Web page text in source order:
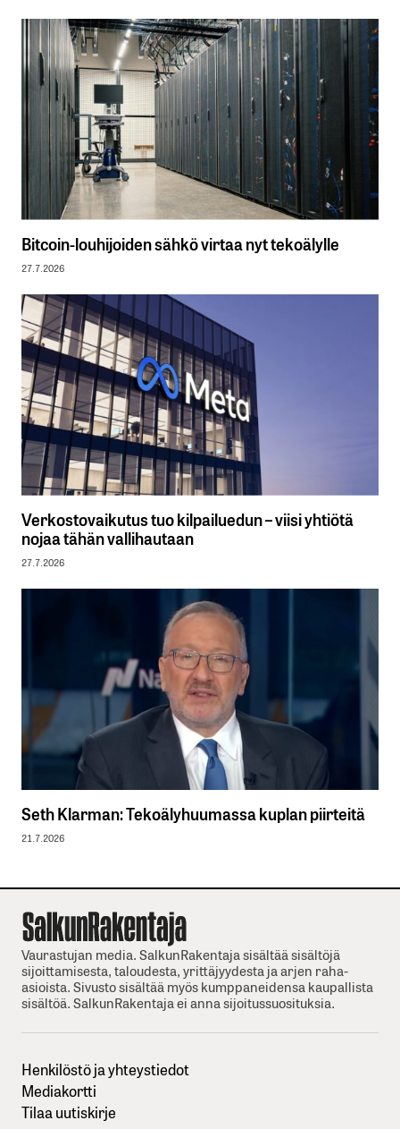
Bitcoin-louhijoiden sähkö virtaa nyt tekoälylle
27.7.2026
Verkostovaikutus tuo kilpailuedun – viisi yhtiötä
nojaa tähän vallihautaan
27.7.2026
Seth Klarman: Tekoälyhuumassa kuplan piirteitä
21.7.2026
Vaurastujan media. SalkunRakentaja sisältää sisältöjä
sijoittamisesta, taloudesta, yrittäjyydesta ja arjen raha-
asioista. Sivusto sisältää myös kumppaneidensa kaupallista
sisältöä. SalkunRakentaja ei anna sijoitussuosituksia.
Henkilöstö ja yhteystiedot
Mediakortti
Tilaa uutiskirje